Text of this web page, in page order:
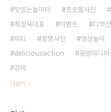
맛있는놀이터
프로필사진
최정욱대표
이벤트 디액션
파티
증명사진 영상놀이
deliciousaction
몽땅미디어
강의
더보기